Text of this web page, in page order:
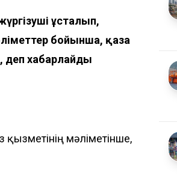
ұсталып,
бойынша, қаза
деп хабарлайды
қызметінің мәліметінше,